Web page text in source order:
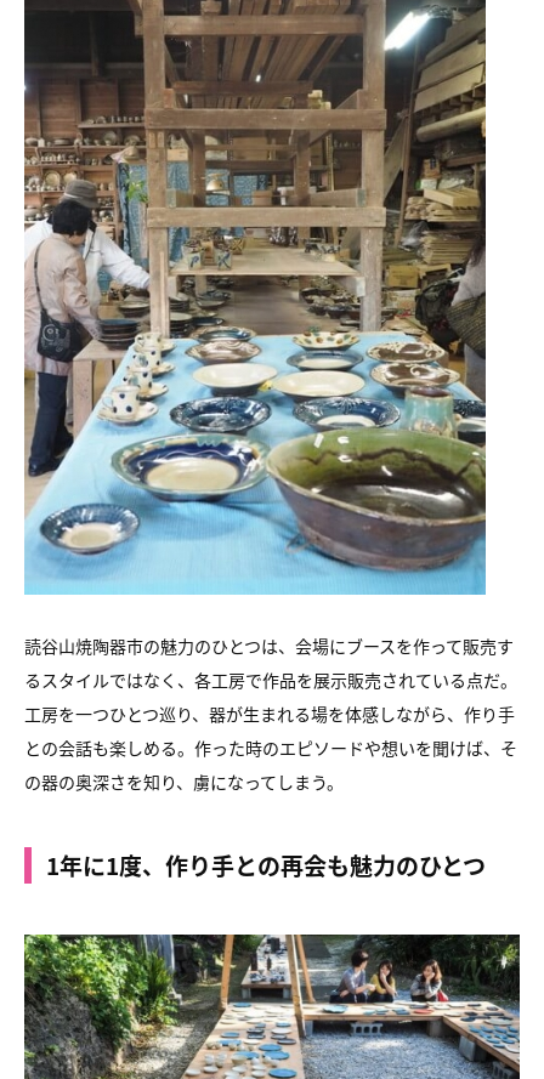
読谷山焼陶器市の魅力のひとつは、会場にブースを作って販売す
るスタイルではなく、各工房で作品を展示販売されている点だ。
工房を一つひとつ巡り、器が生まれる場を体感しながら、作り手
との会話も楽しめる。作った時のエピソードや想いを聞けば、そ
の器の奥深さを知り、虜になってしまう。
1年に1度、作り手との再会も魅力のひとつ